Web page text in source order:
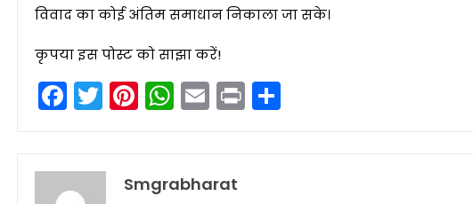
विवाद का कोई अंतिम समाधान निकाला जा सके।
कृपया इस पोस्ट को साझा करें!
Facebook
Twitter
Pinterest
WhatsApp
Email
Print
Smgrabharat